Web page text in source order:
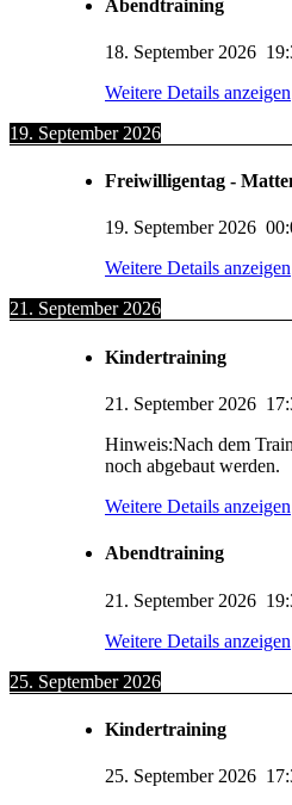
Abendtraining
18. September 2026
Weitere Details anzeigen
19. September 2026
Freiwilligentag -
19. September 2026
Weitere Details anzeigen
21. September 2026
Kindertraining
21. September 2026
Hinweis:Nach dem
noch abgebaut werden.
Weitere Details anzeigen
Abendtraining
21. September 2026
Weitere Details anzeigen
25. September 2026
Kindertraining
25. September 2026